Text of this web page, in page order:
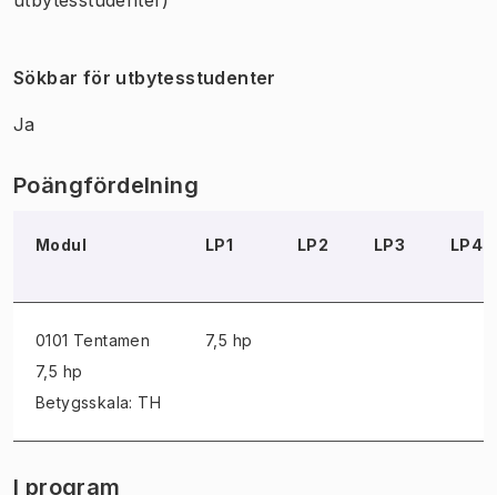
Sökbar för utbytesstudenter
Ja
Poängfördelning
Modul LP1 LP2 LP3 LP4
0101 Tentamen
7,5 hp
Betygsskala: TH
7,5 hp
I program